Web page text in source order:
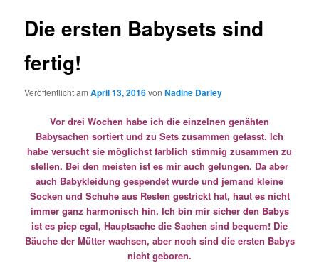
Die ersten Babysets sind
fertig!
Veröffentlicht amApril 13, 2016vonNadine Darley
Vor drei Wochen habe ich die einzelnen genähten
Babysachen sortiert und zu Sets zusammen gefasst. Ich
habe versucht sie möglichst farblich stimmig zusammen zu
stellen. Bei den meisten ist es mir auch gelungen. Da aber
auch Babykleidung gespendet wurde und jemand kleine
Socken und Schuhe aus Resten gestrickt hat, haut es nicht
immer ganz harmonisch hin. Ich bin mir sicher den Babys
ist es piep egal, Hauptsache die Sachen sind bequem! Die
Bäuche der Mütter wachsen, aber noch sind die ersten Babys
nicht geboren.